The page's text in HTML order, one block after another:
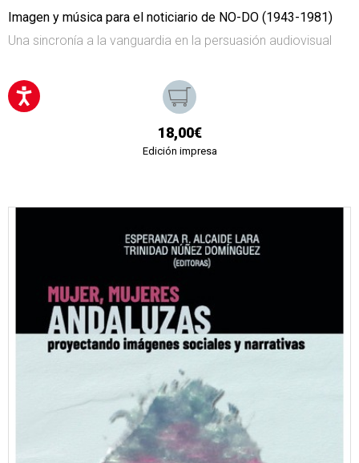
Imagen y música para el noticiario de NO-DO (1943-1981)
Una sincronía a la vanguardia en la persuasión audiovisual
18,00€
Edición impresa